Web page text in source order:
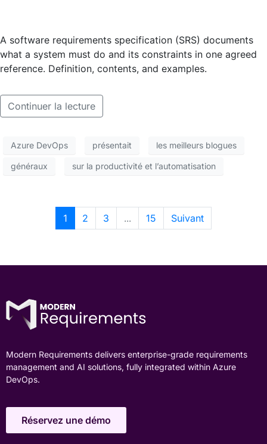
A software requirements specification (SRS) documents
what a system must do and its constraints in one agreed
reference. Definition, contents, and examples.
Continuer la lecture
Azure DevOps présentait les meilleurs blogues
généraux sur la productivité et l’automatisation
1 2 3 ... 15 Suivant
Modern Requirements delivers enterprise-grade requirements
management and AI solutions, fully integrated within Azure
DevOps.
Réservez une démo